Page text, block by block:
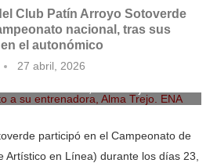
Club Patín Arroyo Sotoverde
nacional, tras sus
el autonómico
27 abril, 2026
participó en el Campeonato de
Artístico en Línea) durante los días 23,